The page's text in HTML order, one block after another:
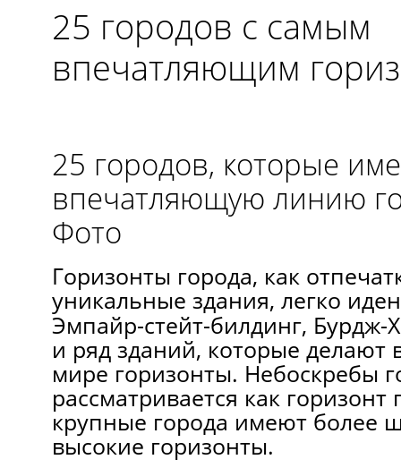
25 городов с самым
впечатляющим
25 городов, которые
впечатляющую линию
Фото
Горизонты города, как
уникальные здания, легко
Эмпайр-стейт-билдинг, Бурдж-
и ряд зданий, которые делают
мире горизонты. Небоскребы
рассматривается как
крупные города имеют более
высокие горизонты.